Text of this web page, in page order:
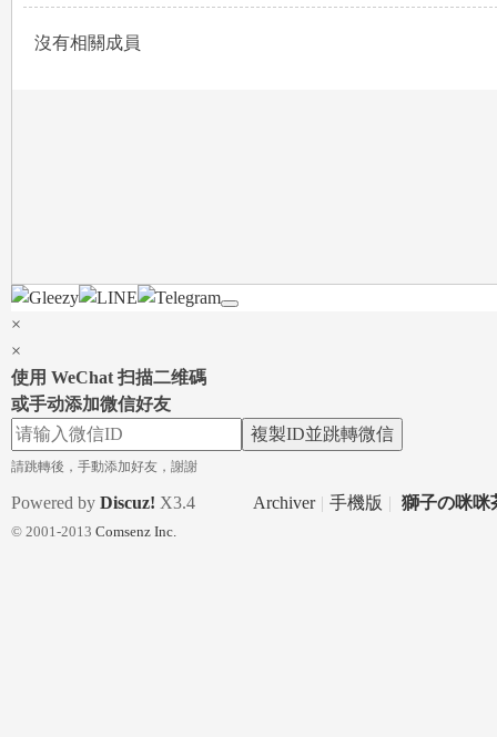
gr
沒有相關成員
×
×
使用 WeChat 扫描二维碼
或手动添加微信好友
複製ID並跳轉微信
請跳轉後，手動添加好友，謝謝
Archiver | 手機版 | 獅子の咪咪
Powered by Discuz! X3.4
© 2001-2013 Comsenz Inc.